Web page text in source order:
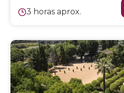
3 horas aprox.